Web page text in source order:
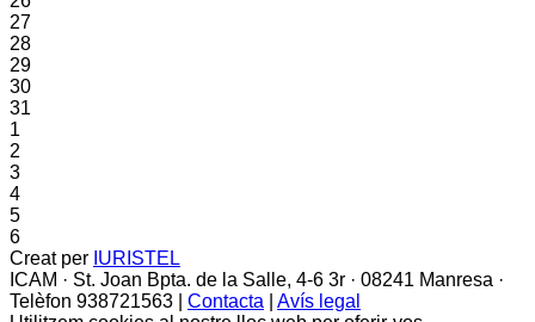
27
28
29
30
31
1
2
3
4
5
6
Creat per IURISTEL
ICAM · St. Joan Bpta. de la Salle, 4-6 3r · 08241 Manresa ·
Telèfon 938721563 | Contacta
Avís legal